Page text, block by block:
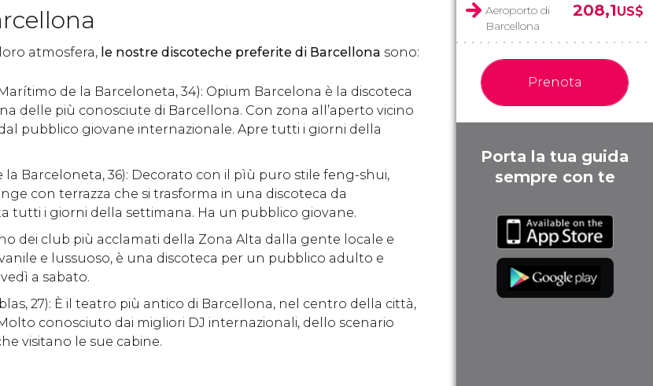
atmosfera, le nostre discoteche preferite di Barcellona sono:
de la Barceloneta, 34): Opium Barcelona è la discoteca
delle più conosciute di Barcellona. Con zona all’aperto vicino
pubblico giovane internazionale. Apre tutti i giorni della
la Barceloneta, 36): Decorato con il pìù puro stile feng-shui,
con terrazza che si trasforma in una discoteca da
tutti i giorni della settimana. Ha un pubblico giovane.
dei club più acclamati della Zona Alta dalla gente locale e
e lussuoso, è una discoteca per un pubblico adulto e
a sabato.
27): È il teatro più antico di Barcellona, nel centro della città,
conosciuto dai migliori DJ internazionali, dello scenario
visitano le sue cabine.
Aeroporto di
Barcellona
208,1US$
Prenota
Porta la tua guida
sempre con te